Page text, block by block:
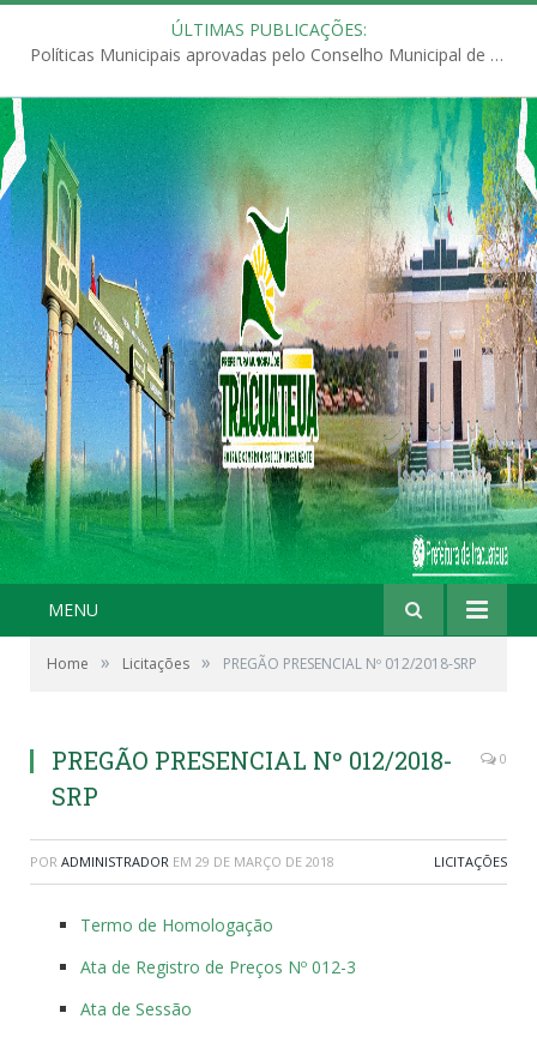
ÚLTIMAS PUBLICAÇÕES:
Políticas Municipais aprovadas pelo Conselho Municipal de Educação (CME)
MENU
Home » Licitações » PREGÃO PRESENCIAL Nº 012/2018-SRP
PREGÃO PRESENCIAL Nº 012/2018-
SRP
0
POR ADMINISTRADOR EM 29 DE MARÇO DE 2018 LICITAÇÕES
Termo de Homologação
Ata de Registro de Preços Nº 012-3
Ata de Sessão